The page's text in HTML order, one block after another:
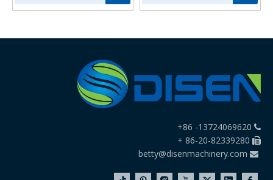
طابعة نافثة للحبر الأشعة فوق
والزجاج المعدني والأكريليك

13724069620- 86+


betty@disenmachinery.com